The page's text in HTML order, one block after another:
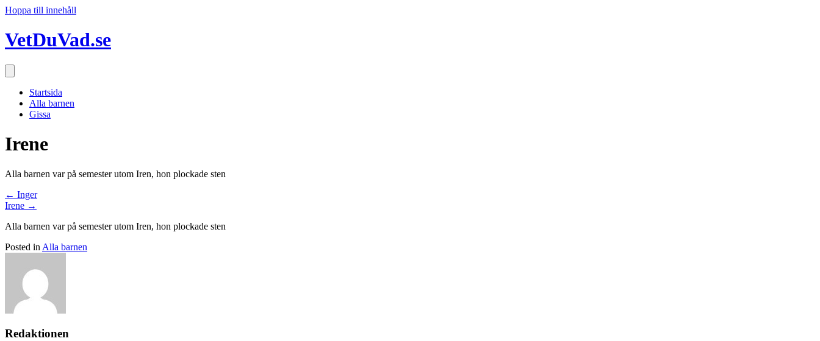
Hoppa till innehåll
VetDuVad.se
Startsida
Alla barnen
Gissa
Irene
Alla barnen var på semester utom Iren, hon plockade sten
Posts
navigation
← Inger
Irene →
Alla barnen var på semester utom Iren, hon plockade sten
Posted in Alla barnen
Redaktionen